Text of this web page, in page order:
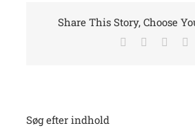
Share This Story, Choose
Facebook
Søg efter indhold